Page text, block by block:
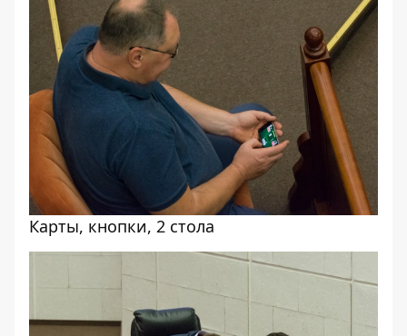
Карты, кнопки, 2 стола